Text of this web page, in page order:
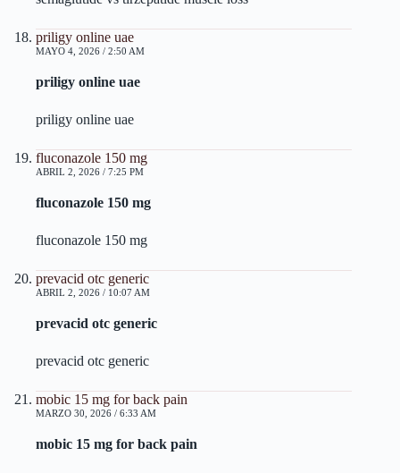
priligy online uae
MAYO 4, 2026 / 2:50 AM
priligy online uae
priligy online uae
fluconazole 150 mg
ABRIL 2, 2026 / 7:25 PM
fluconazole 150 mg
fluconazole 150 mg
prevacid otc generic
ABRIL 2, 2026 / 10:07 AM
prevacid otc generic
prevacid otc generic
mobic 15 mg for back pain
MARZO 30, 2026 / 6:33 AM
mobic 15 mg for back pain